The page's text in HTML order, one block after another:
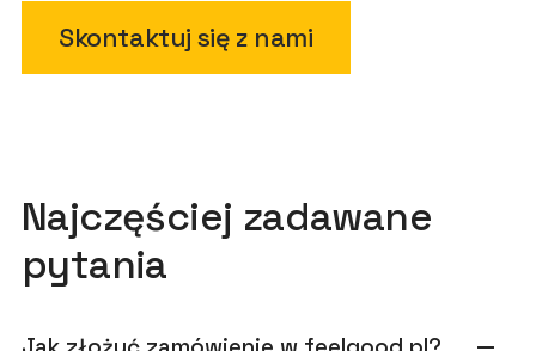
Skontaktuj się z nami
Najczęściej zadawane
pytania